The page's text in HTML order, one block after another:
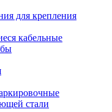
для крепления
кабельные
стали